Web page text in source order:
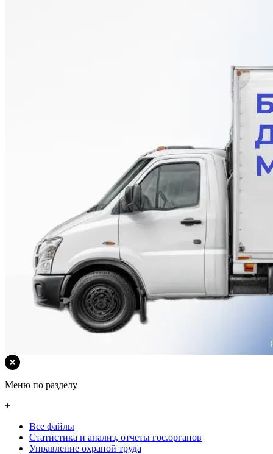
Меню по разделу
+
Все файлы
Статистика и анализ, отчеты гос.органов
Управление охраной труда